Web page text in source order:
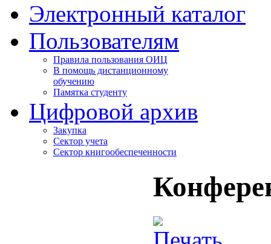
Электронный каталог
Пользователям
Правила пользования ОИЦ
В помощь дистанционному
обучению
Памятка студенту
Цифровой архив
Закупка
Сектор учета
Сектор книгообеспеченности